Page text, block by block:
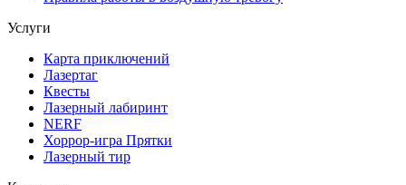
Услуги
Карта приключений
Лазертаг
Квесты
Лазерный лабиринт
NERF
Хоррор-игра Прятки
Лазерный тир